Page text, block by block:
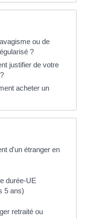
ou de
?
justifier de votre
acheter un
d'un étranger en
durée-UE
5 ans)
retraité ou